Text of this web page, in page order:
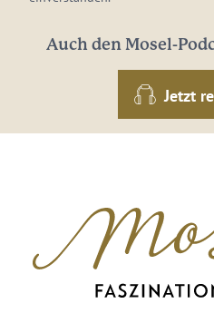
Auch den Mosel-
Jetzt